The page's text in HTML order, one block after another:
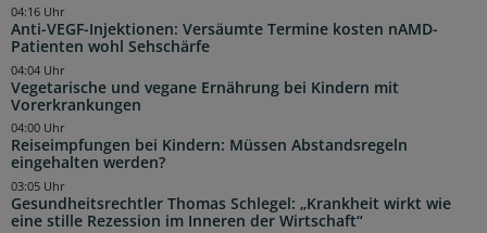
Anti-VEGF-Injektionen: Versäumte Termine kosten nAMD-
Patienten wohl Sehschärfe
04:16 Uhr
Vegetarische und vegane Ernährung bei Kindern mit
Vorerkrankungen
04:04 Uhr
Reiseimpfungen bei Kindern: Müssen Abstandsregeln
eingehalten werden?
04:00 Uhr
Gesundheitsrechtler Thomas Schlegel: „Krankheit wirkt wie
eine stille Rezession im Inneren der Wirtschaft“
03:05 Uhr